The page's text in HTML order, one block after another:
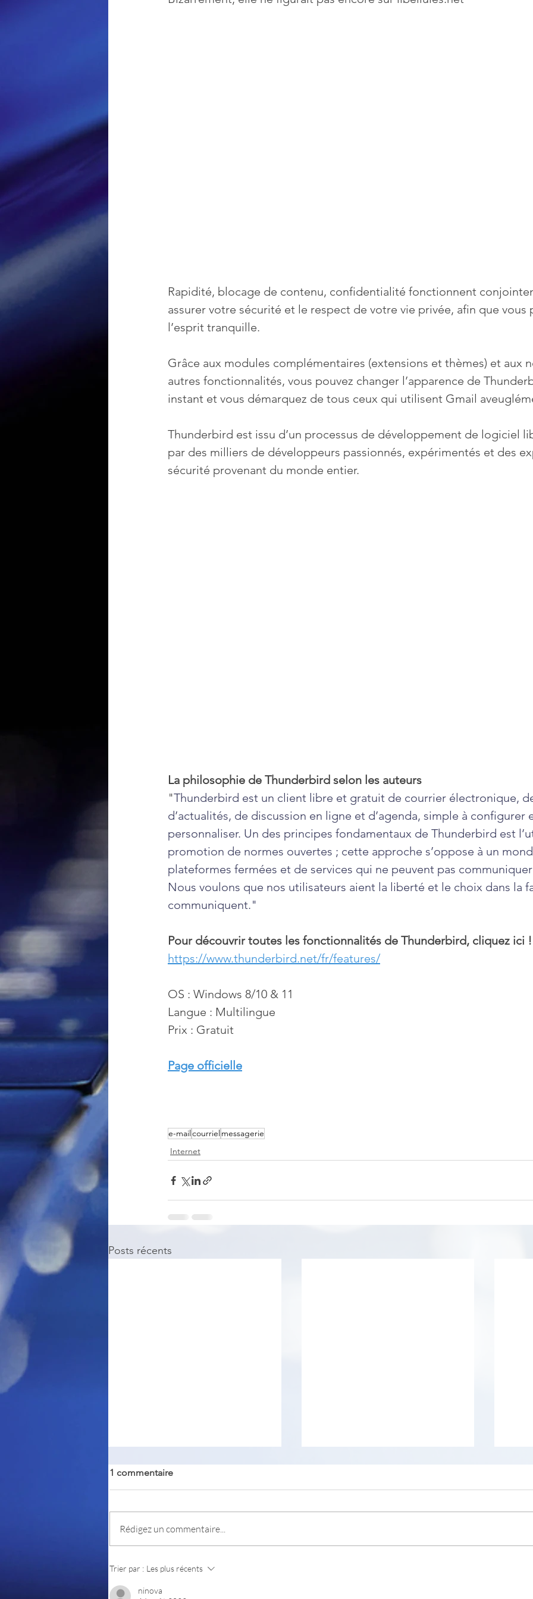
Rapidité, blocage de contenu, confidentialité fonctionnent
assurer votre sécurité et le respect de votre vie privée, afin que vous
l’esprit tranquille.
Grâce aux modules complémentaires (extensions et thèmes) et aux
autres fonctionnalités, vous pouvez changer l’apparence de
instant et vous démarquez de tous ceux qui utilisent Gmail
Thunderbird est issu d’un processus de développement de logiciel
par des milliers de développeurs passionnés, expérimentés et des
sécurité provenant du monde entier.
La philosophie de Thunderbird selon les auteurs
"Thunderbird est un client libre et gratuit de courrier électronique,
d’actualités, de discussion en ligne et d’agenda, simple à configurer
personnaliser. Un des principes fondamentaux de Thunderbird est
promotion de normes ouvertes ; cette approche s’oppose à un
plateformes fermées et de services qui ne peuvent pas
Nous voulons que nos utilisateurs aient la liberté et le choix dans la
communiquent."
Pour découvrir toutes les fonctionnalités de Thunderbird, cliquez ici !
https://www.thunderbird.net/fr/features/
OS : Windows 8/10 & 11
Langue : Multilingue
Prix : Gratuit
Page officielle
e-mail courriel messagerie
Internet
Posts récents
CatUpload / UploadNow
Homedale
1 commentaire
Rédigez un commentaire...
Trier par : Les plus récents
ninova